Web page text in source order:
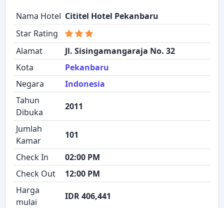
Nama Hotel Cititel Hotel Pekanbaru
Star Rating
Alamat
Jl. Sisingamangaraja No. 32
Kota
Pekanbaru
Negara
Indonesia
Tahun
Dibuka
2011
Jumlah
Kamar
101
Check In
02:00 PM
Check Out
12:00 PM
Harga
mulai
IDR 406,441